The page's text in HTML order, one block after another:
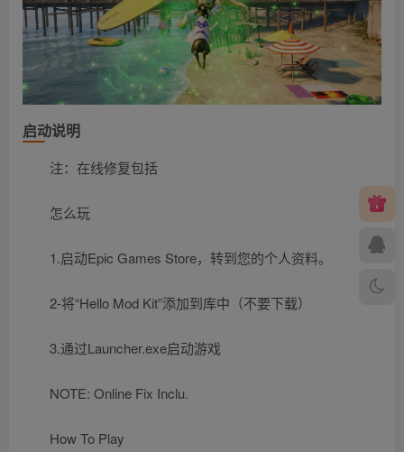
启动说明
注：在线修复包括
怎么玩
1.启动Epic Games Store，转到您的个人资料。
2-将“Hello Mod Kit”添加到库中（不要下载）
3.通过Launcher.exe启动游戏
NOTE: Online Fix Inclu.
How To Play